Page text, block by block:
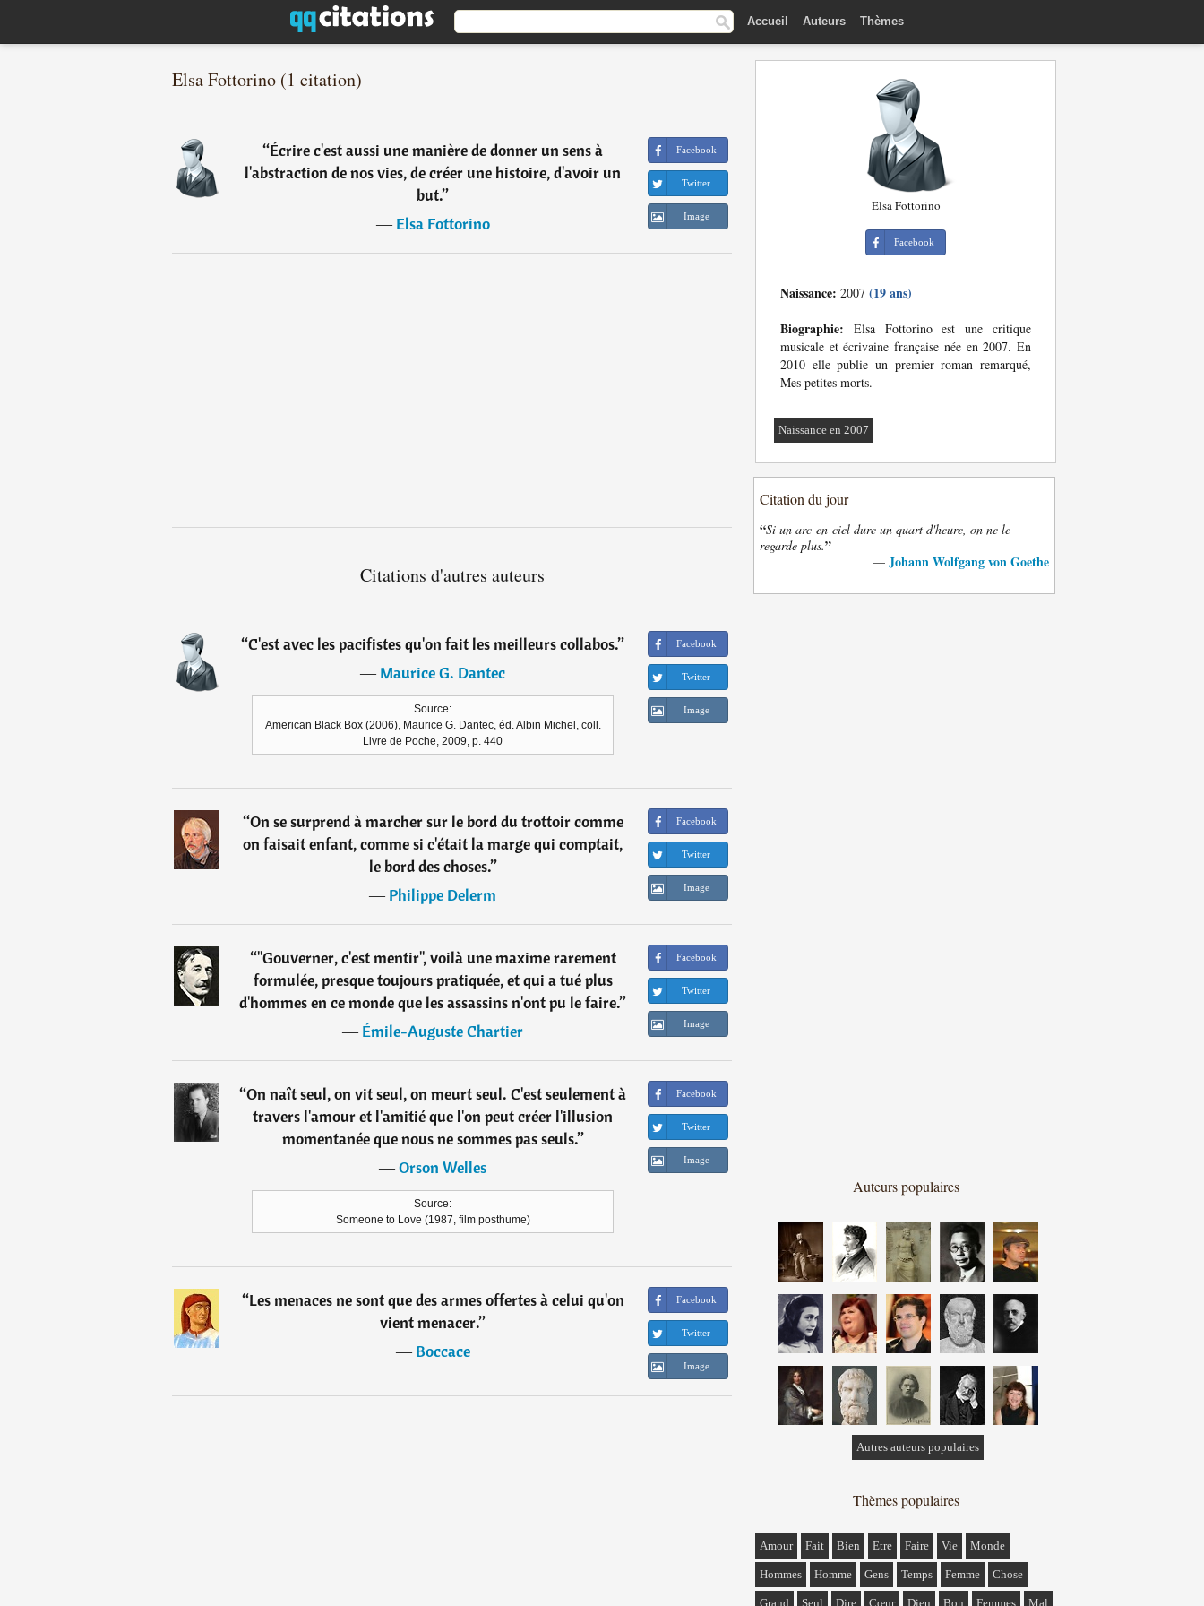
Accueil Auteurs Thèmes
Elsa Fottorino (1 citation)
“Écrire c'est aussi une manière de donner un sens à
l'abstraction de nos vies, de créer une histoire, d'avoir un
but.”
―Elsa Fottorino
Facebook
Twitter
Image
Citations d'autres auteurs
“C'est avec les pacifistes qu'on fait les meilleurs collabos.”
―Maurice G. Dantec
Source:
American Black Box (2006), Maurice G. Dantec, éd. Albin Michel, coll.
Livre de Poche, 2009, p. 440
Facebook
Twitter
Image
“On se surprend à marcher sur le bord du trottoir comme
on faisait enfant, comme si c'était la marge qui comptait,
le bord des choses.”
―Philippe Delerm
Facebook
Twitter
Image
“"Gouverner, c'est mentir", voilà une maxime rarement
formulée, presque toujours pratiquée, et qui a tué plus
d'hommes en ce monde que les assassins n'ont pu le faire.”
―Émile-Auguste Chartier
Facebook
Twitter
Image
“On naît seul, on vit seul, on meurt seul. C'est seulement à
travers l'amour et l'amitié que l'on peut créer l'illusion
momentanée que nous ne sommes pas seuls.”
―Orson Welles
Source:
Someone to Love (1987, film posthume)
Facebook
Twitter
Image
“Les menaces ne sont que des armes offertes à celui qu'on
vient menacer.”
―Boccace
Facebook
Twitter
Image
Elsa Fottorino
Facebook
Naissance: 2007 (19 ans)
Biographie: Elsa Fottorino est une critique
musicale et écrivaine française née en 2007. En
2010 elle publie un premier roman remarqué,
Mes petites morts.
Naissance en 2007
Citation du jour
“Si un arc-en-ciel dure un quart d'heure, on ne le
regarde plus.”
— Johann Wolfgang von Goethe
Auteurs populaires
Autres auteurs populaires
Thèmes populaires
Amour Fait Bien Etre Faire Vie Monde
Hommes Homme Gens Temps Femme Chose
Grand Seul Dire Cœur Dieu Bon Femmes Mal